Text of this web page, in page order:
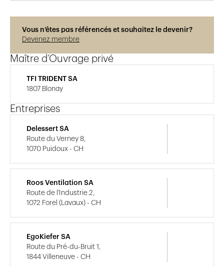
Vous n’êtes pas référencés et souhaitez le devenir?
Devenez membre
Maître d’Ouvrage privé
TFI TRIDENT SA
1807 Blonay
Entreprises
Delessert SA
Route du Verney 8,
1070 Puidoux - CH
Roos Ventilation SA
Route de l'Industrie 2,
1072 Forel (Lavaux) - CH
EgoKiefer SA
Route du Pré-du-Bruit 1,
1844 Villeneuve - CH